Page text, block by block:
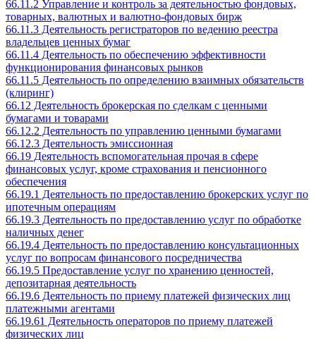
66.11.2 Управление и контроль за деятельностью фондовых,
товарных, валютных и валютно-фондовых бирж
66.11.3 Деятельность регистраторов по ведению реестра
владельцев ценных бумаг
66.11.4 Деятельность по обеспечению эффективности
функционирования финансовых рынков
66.11.5 Деятельность по определению взаимных обязательств
(клиринг)
66.12 Деятельность брокерская по сделкам с ценными
бумагами и товарами
66.12.2 Деятельность по управлению ценными бумагами
66.12.3 Деятельность эмиссионная
66.19 Деятельность вспомогательная прочая в сфере
финансовых услуг, кроме страхования и пенсионного
обеспечения
66.19.1 Деятельность по предоставлению брокерских услуг по
ипотечным операциям
66.19.3 Деятельность по предоставлению услуг по обработке
наличных денег
66.19.4 Деятельность по предоставлению консультационных
услуг по вопросам финансового посредничества
66.19.5 Предоставление услуг по хранению ценностей,
депозитарная деятельность
66.19.6 Деятельность по приему платежей физических лиц
платежными агентами
66.19.61 Деятельность операторов по приему платежей
физических лиц